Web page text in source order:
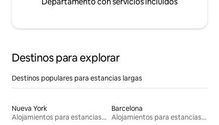
Destinos para explorar
Destinos populares para estancias largas
Nueva York
Alojamientos para estancias largas
Barcelona
Alojamientos para estancias largas